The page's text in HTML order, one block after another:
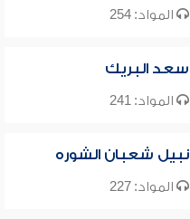
المواد: 254
سعد البريك
المواد: 241
نبيل شعبان الشوره
المواد: 227